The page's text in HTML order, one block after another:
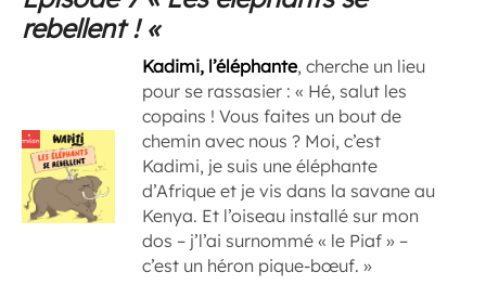
rebellent ! «
Kadimi, l’éléphante, cherche un lieu
pour se rassasier : « Hé, salut les
copains ! Vous faites un bout de
chemin avec nous ? Moi, c’est
Kadimi, je suis une éléphante
d’Afrique et je vis dans la savane au
Kenya. Et l’oiseau installé sur mon
dos – j’l’ai surnommé « le Piaf » –
c’est un héron pique-bœuf. »